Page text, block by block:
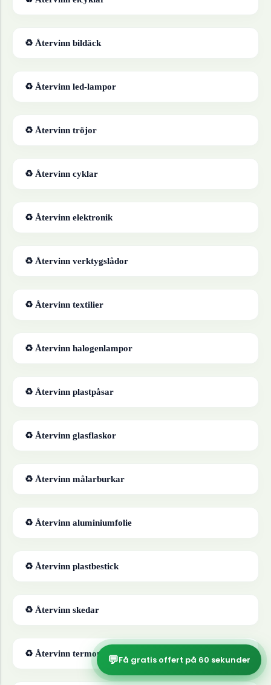
♻ Återvinn bildäck
♻ Återvinn led-lampor
♻ Återvinn tröjor
♻ Återvinn cyklar
♻ Återvinn elektronik
♻ Återvinn verktygslådor
♻ Återvinn textilier
♻ Återvinn halogenlampor
♻ Återvinn plastpåsar
♻ Återvinn glasflaskor
♻ Återvinn målarburkar
♻ Återvinn aluminiumfolie
♻ Återvinn plastbestick
♻ Återvinn skedar
♻ Återvinn termometrar
💬Få gratis offert på 60 sekunder